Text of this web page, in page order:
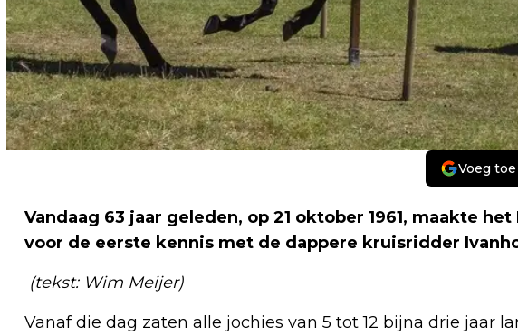
Voeg
Vandaag 63 jaar geleden, op 21 oktober 1961, maakte
voor de eerste kennis met de dappere kruisridder
(tekst: Wim Meijer)
Vanaf die dag zaten alle jochies van 5 tot 12 bijna drie jaar